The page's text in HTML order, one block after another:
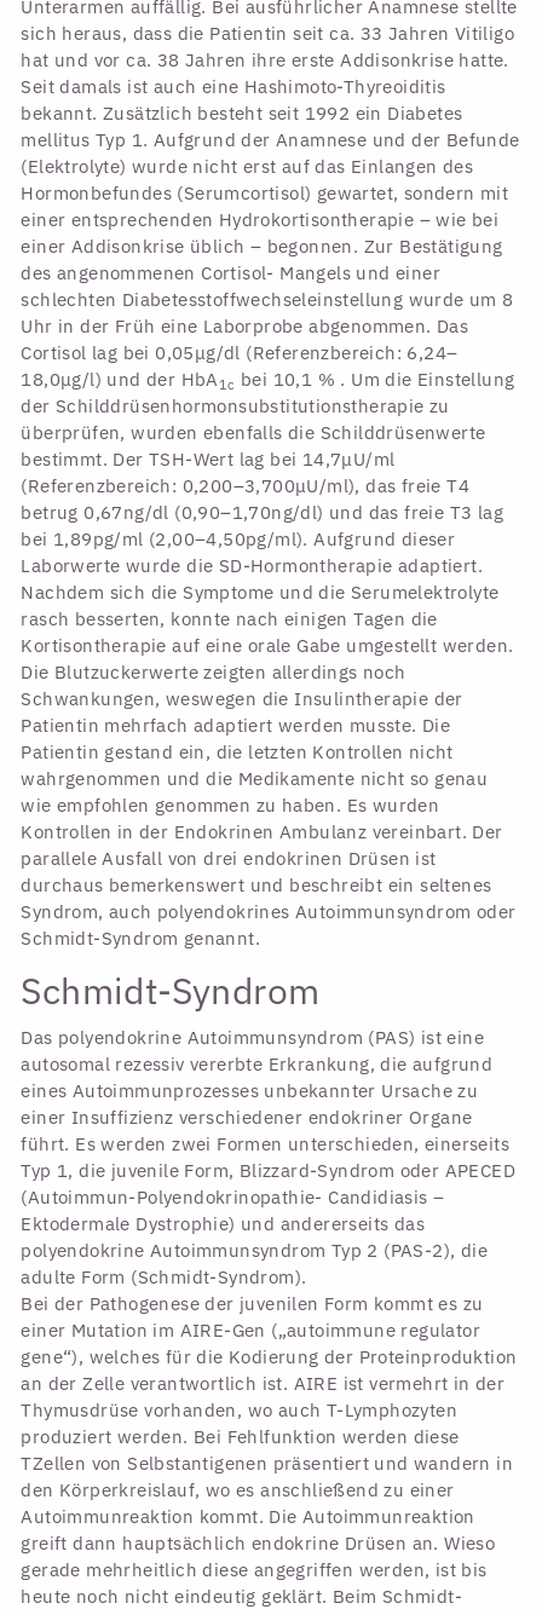
Unterarmen auffällig. Bei ausführlicher Anamnese stellte
sich heraus, dass die Patientin seit ca. 33 Jahren Vitiligo
hat und vor ca. 38 Jahren ihre erste Addisonkrise hatte.
Seit damals ist auch eine Hashimoto-Thyreoiditis
bekannt. Zusätzlich besteht seit 1992 ein Diabetes
mellitus Typ 1. Aufgrund der Anamnese und der Befunde
(Elektrolyte) wurde nicht erst auf das Einlangen des
Hormonbefundes (Serumcortisol) gewartet, sondern mit
einer entsprechenden Hydrokortisontherapie – wie bei
einer Addisonkrise üblich – begonnen. Zur Bestätigung
des angenommenen Cortisol- Mangels und einer
schlechten Diabetesstoffwechseleinstellung wurde um 8
Uhr in der Früh eine Laborprobe abgenommen. Das
Cortisol lag bei 0,05μg/dl (Referenzbereich: 6,24–
18,0μg/l) und der HbA 1c bei 10,1 % . Um die Einstellung
der Schilddrüsenhormonsubstitutionstherapie zu
überprüfen, wurden ebenfalls die Schilddrüsenwerte
bestimmt. Der TSH-Wert lag bei 14,7μU/ml
(Referenzbereich: 0,200–3,700μU/ml), das freie T4
betrug 0,67ng/dl (0,90–1,70ng/dl) und das freie T3 lag
bei 1,89pg/ml (2,00–4,50pg/ml). Aufgrund dieser
Laborwerte wurde die SD-Hormontherapie adaptiert.
Nachdem sich die Symptome und die Serumelektrolyte
rasch besserten, konnte nach einigen Tagen die
Kortisontherapie auf eine orale Gabe umgestellt werden.
Die Blutzuckerwerte zeigten allerdings noch
Schwankungen, weswegen die Insulintherapie der
Patientin mehrfach adaptiert werden musste. Die
Patientin gestand ein, die letzten Kontrollen nicht
wahrgenommen und die Medikamente nicht so genau
wie empfohlen genommen zu haben. Es wurden
Kontrollen in der Endokrinen Ambulanz vereinbart. Der
parallele Ausfall von drei endokrinen Drüsen ist
durchaus bemerkenswert und beschreibt ein seltenes
Syndrom, auch polyendokrines Autoimmunsyndrom oder
Schmidt-Syndrom genannt.
Schmidt-Syndrom
Das polyendokrine Autoimmunsyndrom (PAS) ist eine
autosomal rezessiv vererbte Erkrankung, die aufgrund
eines Autoimmunprozesses unbekannter Ursache zu
einer Insuffizienz verschiedener endokriner Organe
führt. Es werden zwei Formen unterschieden, einerseits
Typ 1, die juvenile Form, Blizzard-Syndrom oder APECED
(Autoimmun-Polyendokrinopathie- Candidiasis –
Ektodermale Dystrophie) und andererseits das
polyendokrine Autoimmunsyndrom Typ 2 (PAS-2), die
adulte Form (Schmidt-Syndrom).
Bei der Pathogenese der juvenilen Form kommt es zu
einer Mutation im AIRE-Gen („autoimmune regulator
gene“), welches für die Kodierung der Proteinproduktion
an der Zelle verantwortlich ist. AIRE ist vermehrt in der
Thymusdrüse vorhanden, wo auch T-Lymphozyten
produziert werden. Bei Fehlfunktion werden diese
TZellen von Selbstantigenen präsentiert und wandern in
den Körperkreislauf, wo es anschließend zu einer
Autoimmunreaktion kommt. Die Autoimmunreaktion
greift dann hauptsächlich endokrine Drüsen an. Wieso
gerade mehrheitlich diese angegriffen werden, ist bis
heute noch nicht eindeutig geklärt. Beim Schmidt-